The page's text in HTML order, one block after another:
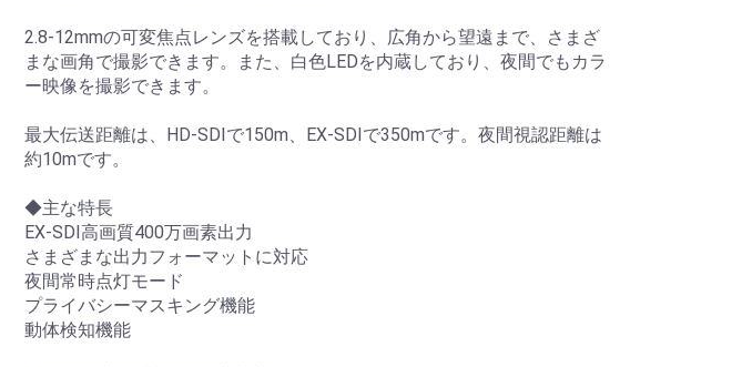
2.8-12mmの可変焦点レンズを搭載しており、広角から望遠まで、さまざ
まな画角で撮影できます。また、白色LEDを内蔵しており、夜間でもカラ
ー映像を撮影できます。
最大伝送距離は、HD-SDIで150m、EX-SDIで350mです。夜間視認距離は
約10mです。
◆主な特長
EX-SDI高画質400万画素出力
さまざまな出力フォーマットに対応
夜間常時点灯モード
プライバシーマスキング機能
動体検知機能